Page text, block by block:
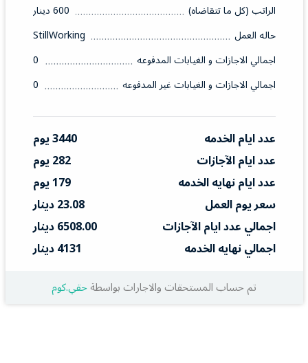
الراتب (كل ما تتقاضاه)
600 دينار
حاله العمل
StillWorking
اجمالي الاجازات و الغيابات المدفوعه
0
اجمالي الاجازات و الغيابات غير المدفوعه
0
عدد ايام الخدمه
3440 يوم
عدد ايام الآجازات
282 يوم
عدد ايام نهايه الخدمه
179 يوم
سعر يوم العمل
23.08 دينار
اجمالي عدد ايام الآجازات
6508.00 دينار
اجمالي نهايه الخدمه
4131 دينار
تم حساب المستحقات والاجارات بواسطةحقي.كوم